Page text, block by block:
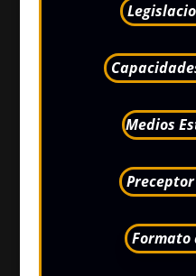
Medios
Formato